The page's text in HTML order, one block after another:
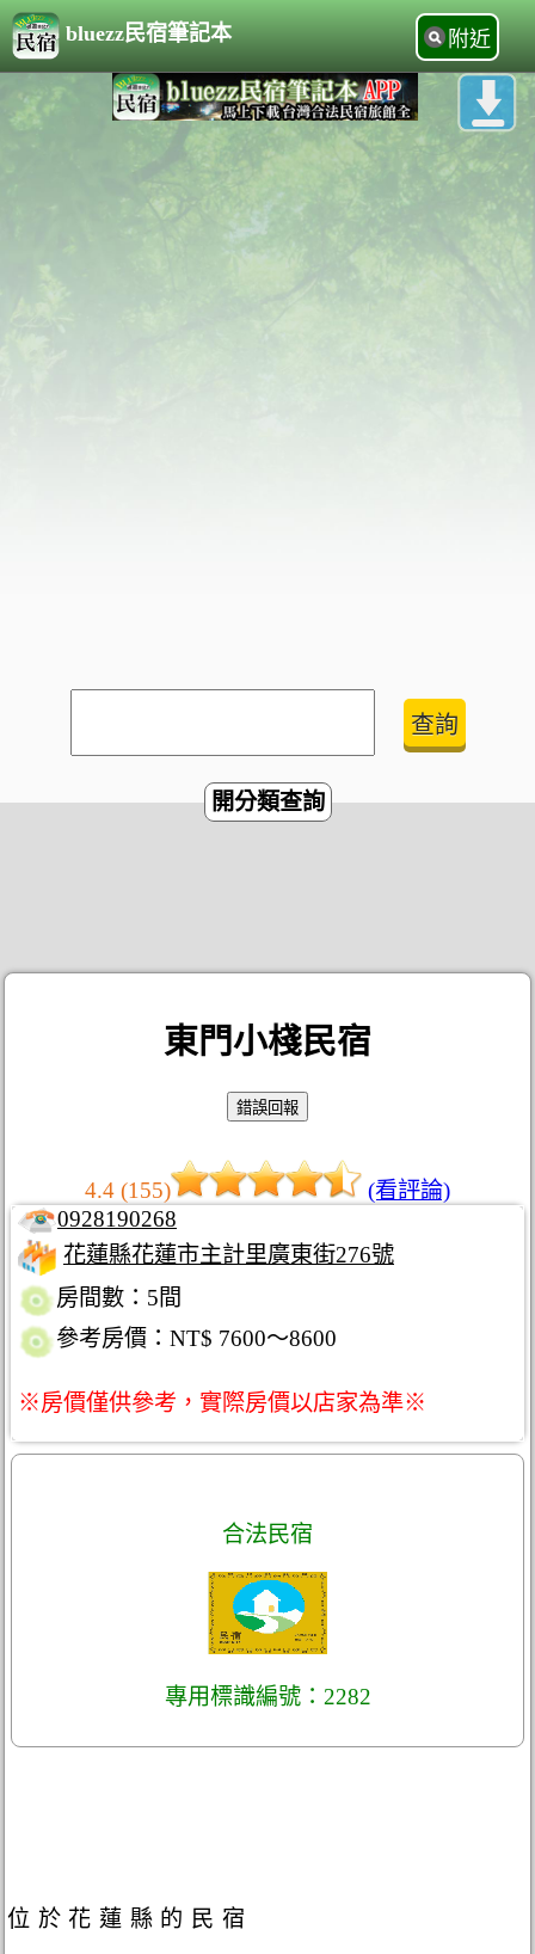
bluezz民宿筆記本 附近
開分類查詢
東門小棧民宿
4.4 (155)
(看評論)
0928190268
花蓮縣花蓮市主計里廣東街276號
房間數：5間
參考房價：NT$ 7600～8600
※房價僅供參考，實際房價以店家為準※
合法民宿
專用標識編號：2282
位於花蓮縣的民宿